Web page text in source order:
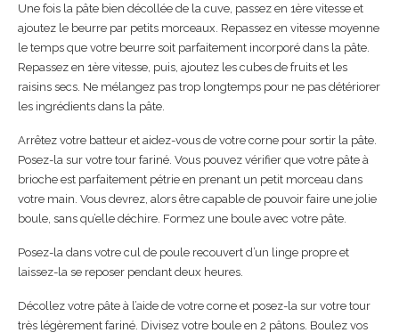
Une fois la pâte bien décollée de la cuve, passez en 1ère vitesse et
ajoutez le beurre par petits morceaux. Repassez en vitesse moyenne
le temps que votre beurre soit parfaitement incorporé dans la pâte.
Repassez en 1ère vitesse, puis, ajoutez les cubes de fruits et les
raisins secs. Ne mélangez pas trop longtemps pour ne pas détériorer
les ingrédients dans la pâte.
Arrêtez votre batteur et aidez-vous de votre corne pour sortir la pâte.
Posez-la sur votre tour fariné. Vous pouvez vérifier que votre pâte à
brioche est parfaitement pétrie en prenant un petit morceau dans
votre main. Vous devrez, alors être capable de pouvoir faire une jolie
boule, sans qu’elle déchire. Formez une boule avec votre pâte.
Posez-la dans votre cul de poule recouvert d’un linge propre et
laissez-la se reposer pendant deux heures.
Décollez votre pâte à l’aide de votre corne et posez-la sur votre tour
très légèrement fariné. Divisez votre boule en 2 pâtons. Boulez vos